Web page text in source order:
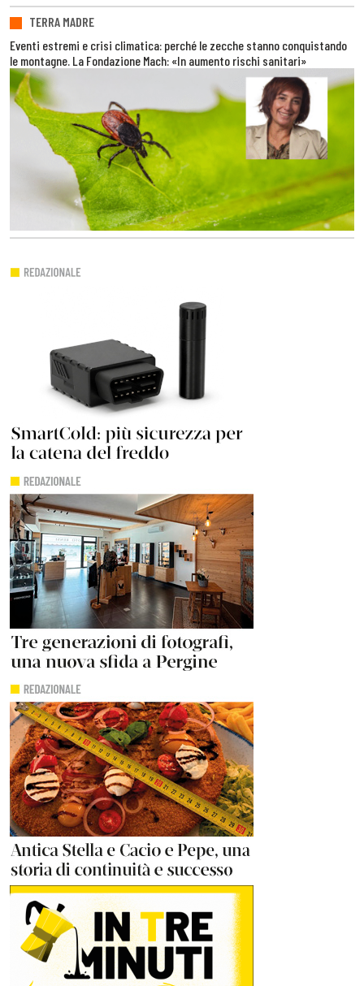
TERRA MADRE
Eventi estremi e crisi climatica: perché le zecche stanno conquistando
le montagne. La Fondazione Mach: «In aumento rischi sanitari»